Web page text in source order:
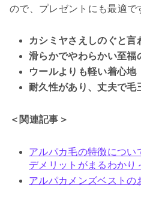
ので、プレゼントにも最適で
カシミヤさえしのぐと言
滑らかでやわらかい至福
ウールよりも軽い着心地
耐久性があり、丈夫で毛
＜関連記事＞
アルパカ毛の特徴につい
デメリットがまるわかり
アルパカメンズベストの